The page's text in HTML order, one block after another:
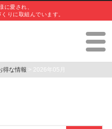
に愛され、
りに取組んでいます。
得な情報 > 2026年05月